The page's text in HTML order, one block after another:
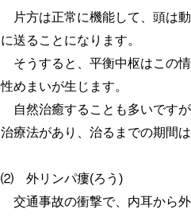
片方は正常に機能して、頭は
に送ることになります。
そうすると、平衡中枢はこの
性めまいが生じます。
自然治癒することも多いです
治療法があり、治るまでの期間
⑵ 外リンパ瘻(ろう)
交通事故の衝撃で、内耳から